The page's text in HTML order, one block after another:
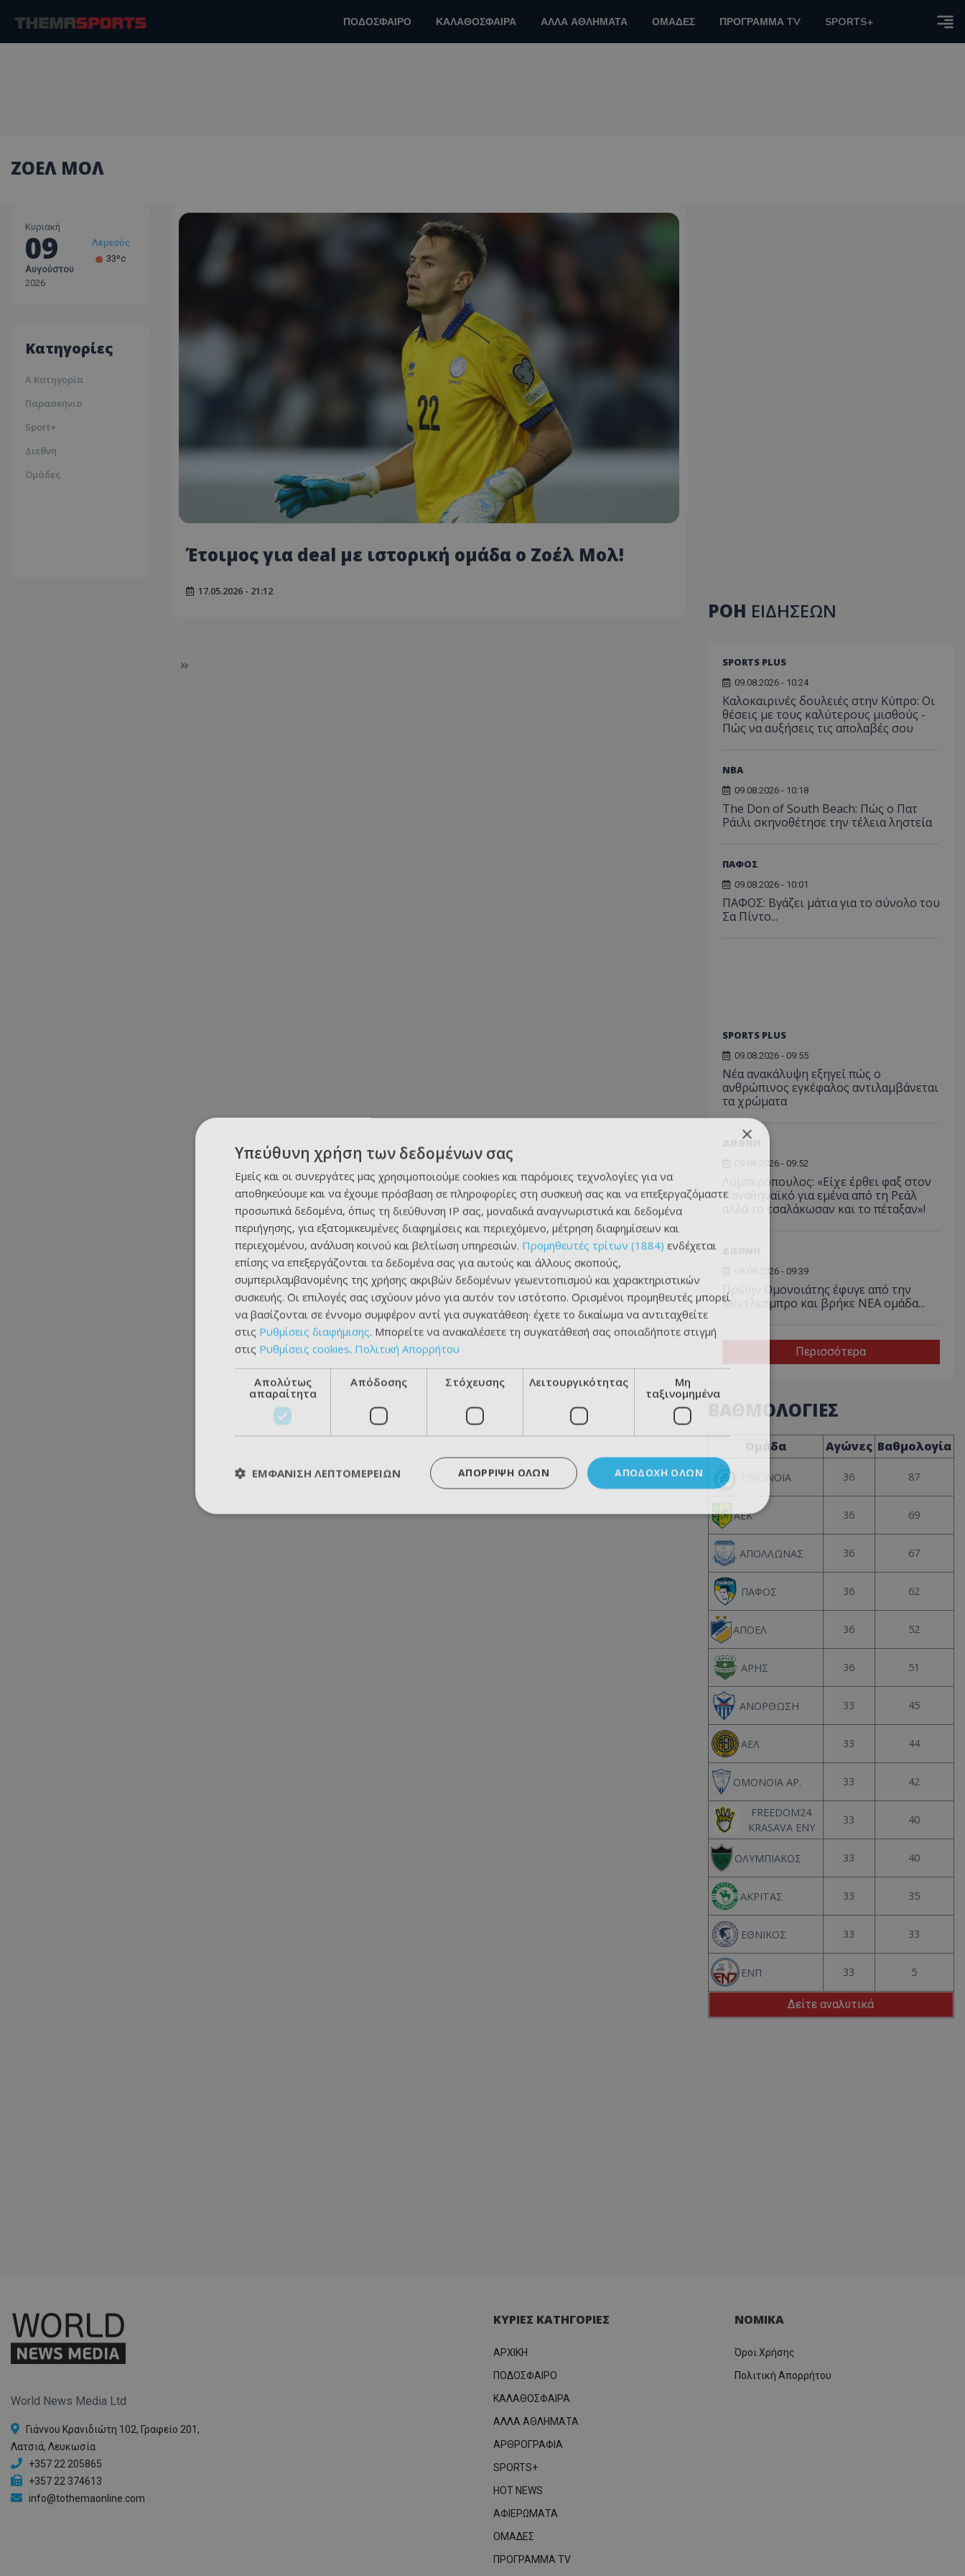
ΠΟΔΟΣΦΑΙΡΟ ΚΑΛΑΘΟΣΦΑΙΡΑ ΑΛΛΑ ΑΘΛΗΜΑΤΑ ΟΜΑΔΕΣ ΠΡΟΓΡΑΜΜΑ TV SPORTS+
ΖΟΕΛ ΜΟΛ
Κυριακή
09
Αυγούστου
2026
Λεμεσός
33ºc
Κατηγορίες
Α Κατηγορία
Παρασκήνιο
Sport+
Διεθνή
Ομάδες
Έτοιμος για deal με ιστορική ομάδα ο Ζοέλ Μολ!
17.05.2026 - 21:12
ΡΟΗ ΕΙΔΗΣΕΩΝ
SPORTS PLUS
09.08.2026 - 10:24
Καλοκαιρινές δουλειές στην Κύπρο: Οι
θέσεις με τους καλύτερους μισθούς -
Πώς να αυξήσεις τις απολαβές σου
NBA
09.08.2026 - 10:18
The Don of South Beach: Πώς ο Πατ
Ράιλι σκηνοθέτησε την τέλεια ληστεία
ΠΑΦΟΣ
09.08.2026 - 10:01
ΠΑΦΟΣ: Βγάζει μάτια για το σύνολο του
Σα Πίντο...
SPORTS PLUS
09.08.2026 - 09:55
Νέα ανακάλυψη εξηγεί πώς ο
ανθρώπινος εγκέφαλος αντιλαμβάνεται
τα χρώματα
ΔΙΕΘΝΗ
09.08.2026 - 09:52
Λυμπερόπουλος: «Είχε έρθει φαξ στον
Παναθηναϊκό για εμένα από τη Ρεάλ
αλλά το τσαλάκωσαν και το πέταξαν»!
09.08.2026 - 09:39
Πρώην Ομονοιάτης έφυγε από την
Μίντλεσμπρο και βρήκε ΝΕΑ ομάδα...
Περισσότερα
ΒΑΘΜΟΛΟΓΙΕΣ
Ομάδα Αγώνες Βαθμολογία
ΟΜΟΝΟΙΑ 36 87
ΑΕΚ 36 69
ΑΠΟΛΛΩΝΑΣ 36 67
ΠΑΦΟΣ 36 62
ΑΠΟΕΛ 36 52
ΑΡΗΣ 36 51
ΑΝΟΡΘΩΣΗ 33 45
ΑΕΛ 33 44
ΟΜΟΝΟΙΑ ΑΡ. 33 42
FREEDOM24
KRASAVA ΕΝΥ
33 40
ΟΛΥΜΠΙΑΚΟΣ 33 40
ΑΚΡΙΤΑΣ 33 35
ΕΘΝΙΚΟΣ 33 33
ΕΝΠ 33 5
Δείτε αναλυτικά
World News Media Ltd
Γιάννου Κρανιδιώτη 102, Γραφείο 201,
Λατσιά, Λευκωσία
+357 22 205865
+357 22 374613
info@tothemaonline.com
ΚΥΡΙΕΣ ΚΑΤΗΓΟΡΙΕΣ
ΑΡΧΙΚΗ
ΠΟΔΟΣΦΑΙΡΟ
ΚΑΛΑΘΟΣΦΑΙΡΑ
ΑΛΛΑ ΑΘΛΗΜΑΤΑ
ΑΡΘΡΟΓΡΑΦΙΑ
SPORTS+
HOT NEWS
ΑΦΙΕΡΩΜΑΤΑ
ΟΜΑΔΕΣ
ΠΡΟΓΡΑΜΜΑ TV
ΝΟΜΙΚΑ
Όροι Χρήσης
Πολιτική Απορρήτου
×
Υπεύθυνη χρήση των δεδομένων σας
Εμείς και οι συνεργάτες μας χρησιμοποιούμε cookies και παρόμοιες τεχνολογίες για να
αποθηκεύουμε και να έχουμε πρόσβαση σε πληροφορίες στη συσκευή σας και να επεξεργαζόμαστε
προσωπικά δεδομένα, όπως τη διεύθυνση IP σας, μοναδικά αναγνωριστικά και δεδομένα
περιήγησης, για εξατομικευμένες διαφημίσεις και περιεχόμενο, μέτρηση διαφημίσεων και
περιεχομένου, ανάλυση κοινού και βελτίωση υπηρεσιών. Προμηθευτές τρίτων (1884) ενδέχεται
επίσης να επεξεργάζονται τα δεδομένα σας για αυτούς και άλλους σκοπούς,
συμπεριλαμβανομένης της χρήσης ακριβών δεδομένων γεωεντοπισμού και χαρακτηριστικών
συσκευής. Οι επιλογές σας ισχύουν μόνο για αυτόν τον ιστότοπο. Ορισμένοι προμηθευτές μπορεί
να βασίζονται σε έννομο συμφέρον αντί για συγκατάθεση· έχετε το δικαίωμα να αντιταχθείτε
στις Ρυθμίσεις διαφήμισης. Μπορείτε να ανακαλέσετε τη συγκατάθεσή σας οποιαδήποτε στιγμή
στις Ρυθμίσεις cookies. Πολιτική Απορρήτου
Απολύτως
απαραίτητα
Απόδοσης Στόχευσης Λειτουργικότητας
Μη
ταξινομημένα
ΑΠΟΔΟΧΉ ΌΛΩΝ
ΑΠΌΡΡΙΨΗ ΌΛΩΝ
ΕΜΦΆΝΙΣΗ ΛΕΠΤΟΜΕΡΕΙΏΝ